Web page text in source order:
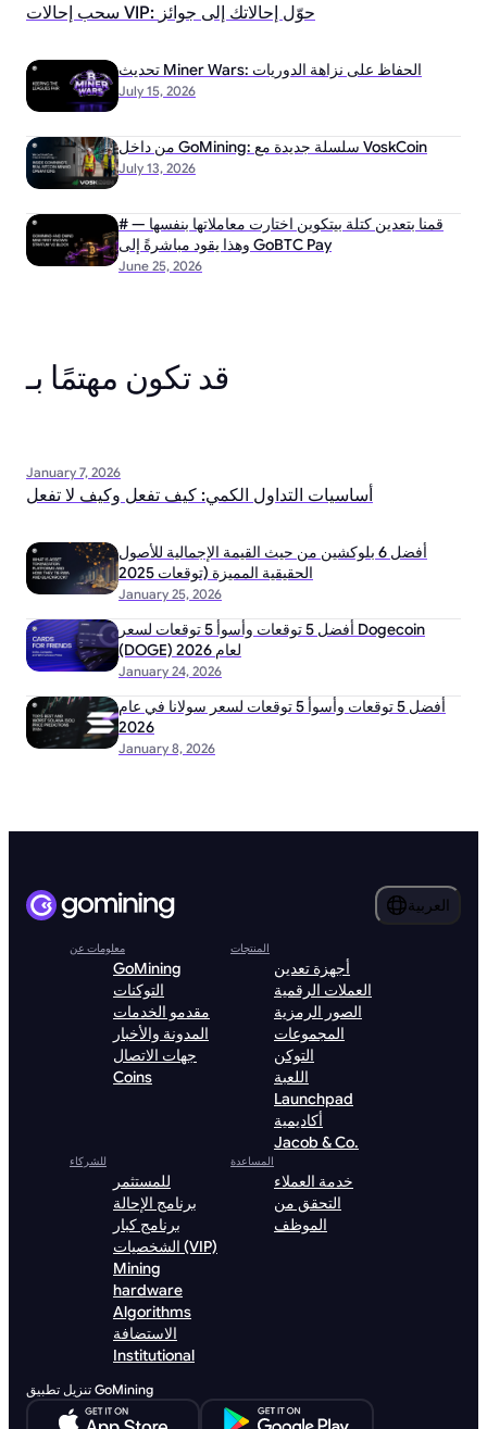
سحب إحالات VIP: حوّل إحالاتك إلى جوائز
July 15, 2026
تحديث Miner Wars: الحفاظ على نزاهة الدوريات
July 13, 2026
من داخل GoMining: سلسلة جديدة مع VoskCoin
June 25, 2026
# قمنا بتعدين كتلة بيتكوين اختارت معاملاتها بنفسها —
وهذا يقود مباشرةً إلى GoBTC Pay
قد تكون مهتمًا بـ
January 7, 2026
أساسيات التداول الكمي: كيف تفعل وكيف لا تفعل
January 25, 2026
أفضل 6 بلوكشين من حيث القيمة الإجمالية للأصول
الحقيقية المميزة (توقعات 2025
January 24, 2026
أفضل 5 توقعات وأسوأ 5 توقعات لسعر Dogecoin
(DOGE) لعام 2026
January 8, 2026
أفضل 5 توقعات وأسوأ 5 توقعات لسعر سولانا في عام
2026
العربية
معلومات عن
GoMining
التوكنات
مقدمو الخدمات
المدونة والأخبار
جهات الاتصال
Coins
المنتجات
أجهزة تعدين
العملات الرقمية
الصور الرمزية
المجموعات
التوكن
اللعبة
Launchpad
أكاديمية
Jacob & Co.
للشركاء
للمستثمر
برنامج الإحالة
برنامج كبار
الشخصيات (VIP)
Mining
hardware
Algorithms
الاستضافة
Institutional
المساعدة
خدمة العملاء
التحقق من
الموظف
تنزيل تطبيق GoMining